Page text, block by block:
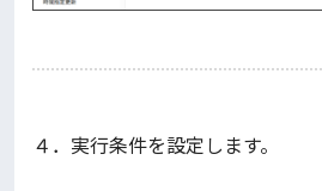
４．実行条件を設定します。